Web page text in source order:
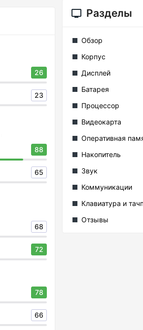
26
23
88
65
68
72
78
66
Разделы
Обзор
Корпус
Дисплей
Батарея
Процессор
Видеокарта
Оперативная
Накопитель
Звук
Коммуникации
Клавиатура и
Отзывы